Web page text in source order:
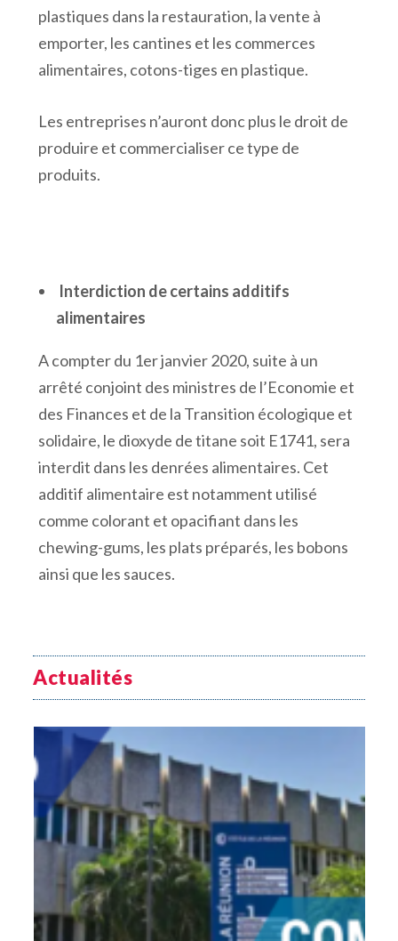
plastiques dans la restauration, la vente à
emporter, les cantines et les commerces
alimentaires, cotons-tiges en plastique.
Les entreprises n’auront donc plus le droit de
produire et commercialiser ce type de
produits.
Interdiction de certains additifs
alimentaires
A compter du 1er janvier 2020, suite à un
arrêté conjoint des ministres de l’Economie et
des Finances et de la Transition écologique et
solidaire, le dioxyde de titane soit E1741, sera
interdit dans les denrées alimentaires. Cet
additif alimentaire est notamment utilisé
comme colorant et opacifiant dans les
chewing-gums, les plats préparés, les bobons
ainsi que les sauces.
Actualités